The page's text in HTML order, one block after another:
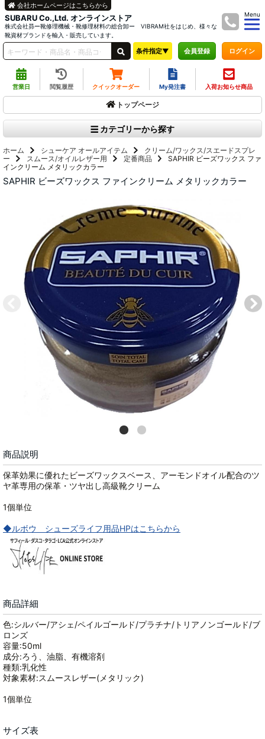
SUBARU Co.,Ltd. オンラインストア
株式会社昴ー靴修理機械・靴修理材料の総合卸ー VIBRAM社をはじめ、様々な
靴資材ブランドを輸入・販売しています。
Menu
会社ホームページはこちらから
条件指定▼ 会員登録 ログイン
営業日 閲覧履歴 クイックオーダー My発注書 入荷お知らせ商品
トップページ
カテゴリーから探す
ホーム シューケア オールアイテム
クリーム/ワックス/スエードスプレ
ー
スムース/オイルレザー用 定番商品
SAPHIR ビーズワックス ファ
インクリーム メタリックカラー
SAPHIR ビーズワックス ファインクリーム メタリックカラー
商品説明
保革効果に優れたビーズワックスベース、アーモンドオイル配合のツ
ヤ革専用の保革・ツヤ出し高級靴クリーム
1個単位
◆ルボウ シューズライフ用品HPはこちらから
商品詳細
色:シルバー/アシェ/ペイルゴールド/プラチナ/トリアノンゴールド/ブ
ロンズ
容量:50ml
成分:ろう、油脂、有機溶剤
種類:乳化性
対象素材:スムースレザー(メタリック)
1個単位
サイズ表